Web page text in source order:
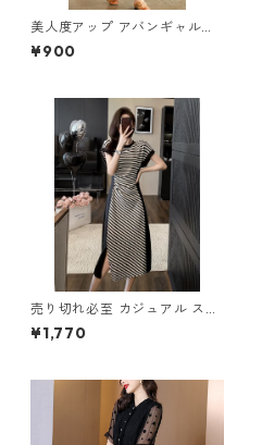
美人度アップ アバンギャルド
ワイドパンツ m-592
¥900
売り切れ必至 カジュアル スト
ライプ柄 切り替え ワンピース
m-277
¥1,770